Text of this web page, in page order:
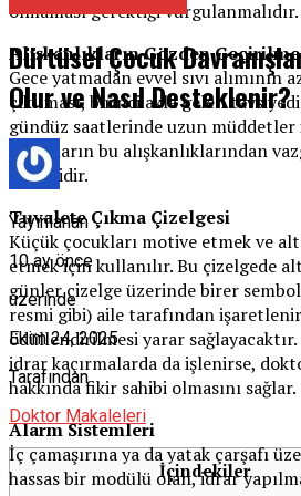
olmaması gerektiği vurgulanmalıdır.
Alışkanlıkların Gözden
Gece yatmadan evvel sıvı alımının
çıkılması, birinci akla gelen
gündüz saatlerinde uzun müddetler
çocukların bu alışkanlıklarından
değerlidir.
Tuvalete Çıkma Çizelgesi
Küçük çocukları motive etmek ve
etmek için kullanılır. Bu çizelgede
günler çizelge üzerinde birer
resmi gibi) aile tarafından
ödüllendirilmesi yarar
idrar kaçırmalarda da işlenirse,
hakkında fikir sahibi olmasını sağlar.
Alarm Sistemleri
İç çamaşırına ya da yatak çarşafı
hassas bir modülü olan, idrar
Dürtüsel Çocuk
Olur ve Nasıl Desteklenir?
Yayınlanan
10 ay önce
üzerinde
Ekim 24, 2025
Tarafından
Doktor Makaleleri
İçindekiler